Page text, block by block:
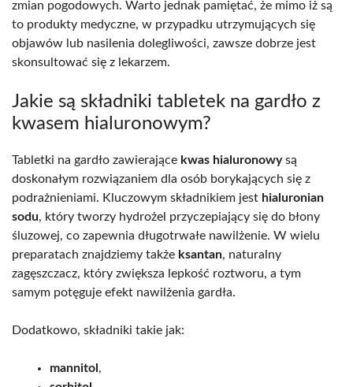
zmian pogodowych. Warto jednak pamiętać, że mimo iż są
to produkty medyczne, w przypadku utrzymujących się
objawów lub nasilenia dolegliwości, zawsze dobrze jest
skonsultować się z lekarzem.
Jakie są składniki tabletek na gardło z
kwasem hialuronowym?
Tabletki na gardło zawierające kwas hialuronowysą
doskonałym rozwiązaniem dla osób borykających się z
podrażnieniami. Kluczowym składnikiem jest hialuronian
sodu, który tworzy hydrożel przyczepiający się do błony
śluzowej, co zapewnia długotrwałe nawilżenie. W wielu
preparatach znajdziemy także ksantan, naturalny
zagęszczacz, który zwiększa lepkość roztworu, a tym
samym potęguje efekt nawilżenia gardła.
Dodatkowo, składniki takie jak:
mannitol ,